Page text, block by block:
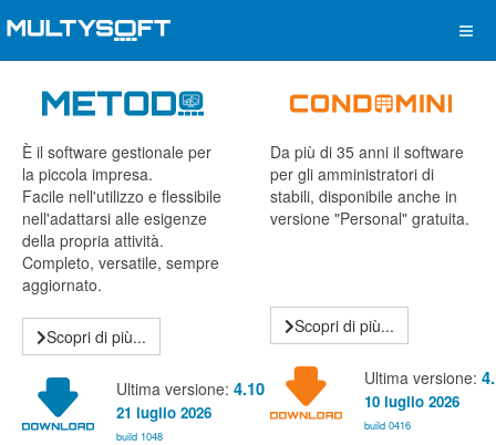
È il software gestionale per
la piccola impresa.
Facile nell'utilizzo e flessibile
nell'adattarsi alle esigenze
della propria attività.
Completo, versatile, sempre
aggiornato.
Scopri di più...
Ultima versione: 4.10
21 luglio 2026
build 1048
Da più di 35 anni il software
per gli amministratori di
stabili, disponibile anche in
versione "Personal" gratuita.
Scopri di più...
Ultima versione:
10 luglio 2026
build 0416